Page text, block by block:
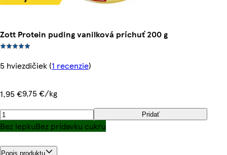
Zott Protein puding vanilková príchuť 200 g
5 hviezdičiek (1 recenzie)
1,95 €9,75 €/kg
Pridať
Bez lepkuBez prídavku cukru
Popis produktu